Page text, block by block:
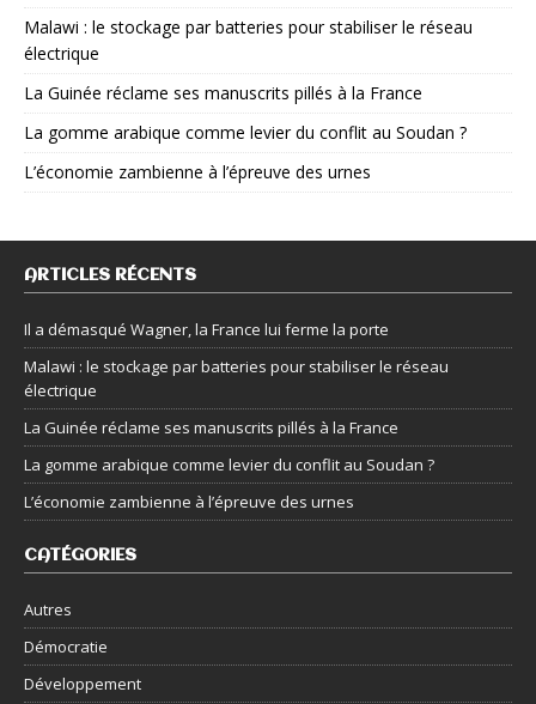
Malawi : le stockage par batteries pour stabiliser le réseau
électrique
La Guinée réclame ses manuscrits pillés à la France
La gomme arabique comme levier du conflit au Soudan ?
L’économie zambienne à l’épreuve des urnes
ARTICLES RÉCENTS
Il a démasqué Wagner, la France lui ferme la porte
Malawi : le stockage par batteries pour stabiliser le réseau
électrique
La Guinée réclame ses manuscrits pillés à la France
La gomme arabique comme levier du conflit au Soudan ?
L’économie zambienne à l’épreuve des urnes
CATÉGORIES
Autres
Démocratie
Développement